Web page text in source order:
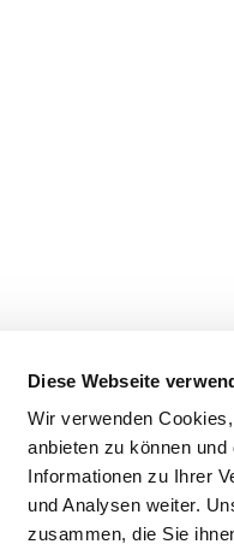
Diese Webseite
Wir verwenden
anbieten zu können
Informationen zu Ihrer
und Analysen weiter.
zusammen, die Sie